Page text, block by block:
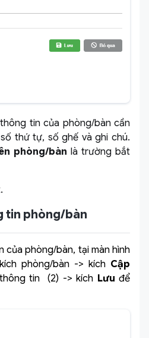
tin của phòng/bàn cần
thứ tự, số ghế và ghi chú.
phòng/bàn là trường bắt
tin phòng/bàn
của phòng/bàn, tại màn hình
phòng/bàn -> kích Cập
tin (2) -> kích Lưu để